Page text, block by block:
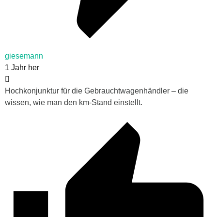
giesemann
1 Jahr her
Hochkonjunktur für die Gebrauchtwagenhändler – die
wissen, wie man den km-Stand einstellt.